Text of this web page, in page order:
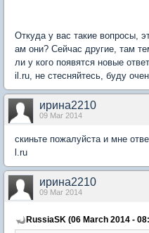
Откуда у вас такие вопросы,
ам они? Сейчас другие, там
ли у кого появятся новые
il.ru, не стесняйтесь, буду
ирина2210
09 Mar 2014
скиньте пожалуйста и мне
l.ru
ирина2210
09 Mar 2014
RussiaSK (06 March 2014 -